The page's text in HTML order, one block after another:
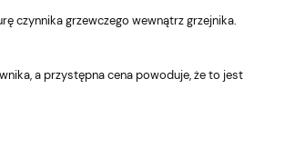
czynnika grzewczego wewnątrz grzejnika.
a przystępna cena powoduje, że to jest